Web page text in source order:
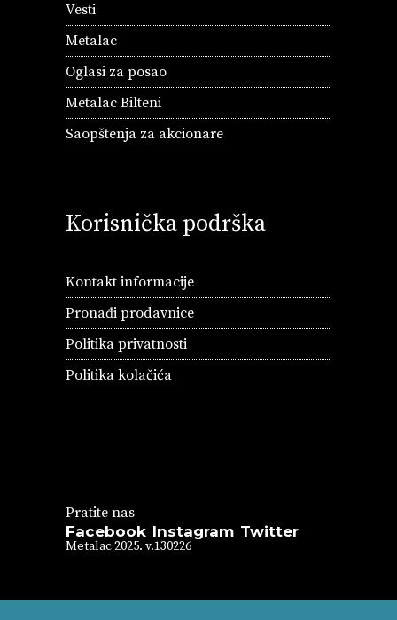
Vesti
Metalac
Oglasi za posao
Metalac Bilteni
Saopštenja za akcionare
Korisnička podrška
Kontakt informacije
Pronađi prodavnice
Politika privatnosti
Politika kolačića
Pratite nas
Facebook Instagram Twitter
Metalac 2025. v.130226